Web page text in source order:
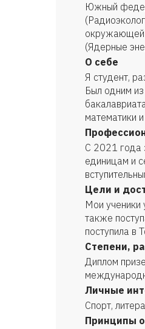
Южный
окружающей
(Ядерные
О себе
Я студент,
Был одним
математики
С 2021 года
единицам и
Цели и
Мои ученики
также
поступила в
Степени,
Диплом
Личные
Спорт,
Принципы